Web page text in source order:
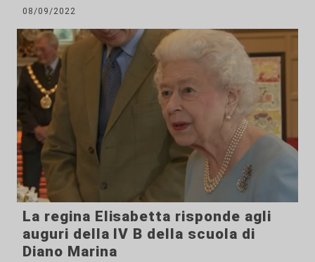
08/09/2022
La regina Elisabetta risponde agli
auguri della IV B della scuola di
Diano Marina